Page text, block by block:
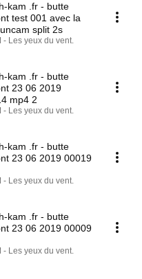
kam .fr - butte
test 001 avec la
split 2s
- Les yeux du vent.
kam .fr - butte
23 06 2019
mp4 2
- Les yeux du vent.
kam .fr - butte
23 06 2019 00019
- Les yeux du vent.
kam .fr - butte
23 06 2019 00009
- Les yeux du vent.